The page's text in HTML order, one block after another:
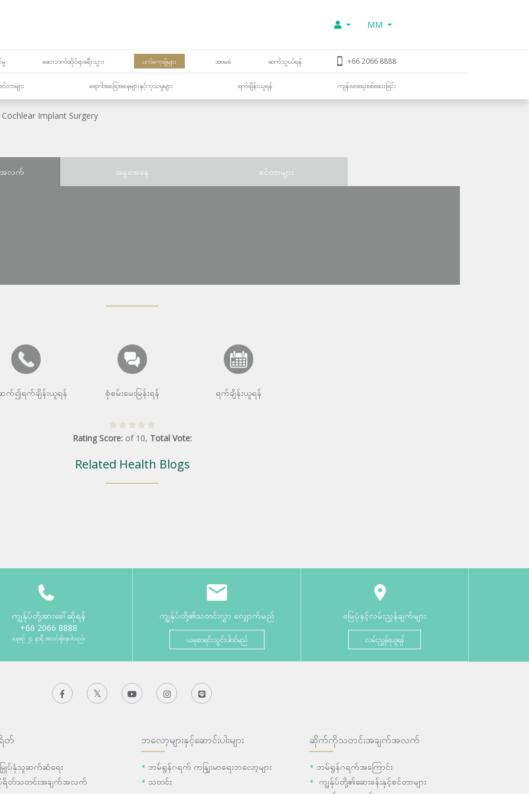
MM
မှု ဆေးဘက်ဆိုင်ရာခရီးသွား ပက်ကေ့ချ်များ အာမခံ ဆက်သွယ်ရန် +66 2066 8888
ာများ ရောဂါအခြေအနေများနှင့်ကုသမှုများ ရက်ချိန်းယူရန် ကျန်းမာရေးစစ်ဆေးခြင်း
Cochlear Implant Surgery
အလက် အခွအေနေ စင်တာများ
က်၍ရက်ချိန်းယူရန် စုံစမ်းမေးမြန်းရန် ရက်ချိန်းယူရန်
Rating Score: of 10, Total Vote:
Related Health Blogs
ကျွန်ုပ်တို့အားခေါ်ဆိုရန်
+66 2066 8888
နေ့စဉ် ၂၄ နာရီ အသင့်ရှိနေပါသည်။
ကျွန်ုပ်တို့၏သတင်းလွှာ လျှောက်မည်
ယခုစာရင်းသွင်းပါဝင်မည်
မြေပုံနှင့်လမ်းညွှန်ချက်များ
လမ်းညွှန်ရယူရန်
တ်
မြှုပ်နှံသူဆက်ဆံရေး
ရိတ်သတင်းအချက်အလက်
ဘလော့များနှင့်ဆောင်းပါးများ
ဘမ်ရွန်ဂရက် ကနျြးမာရေးဘလော့များ
သတင်း
ဆိုက်ကိုသတင်းအချက်အလက်
ဘမ်ရွန်ဂရက်အကြောင်း
ကျွန်ုပ်တို့၏ဆေးခန်းနှင့်စင်တာများ